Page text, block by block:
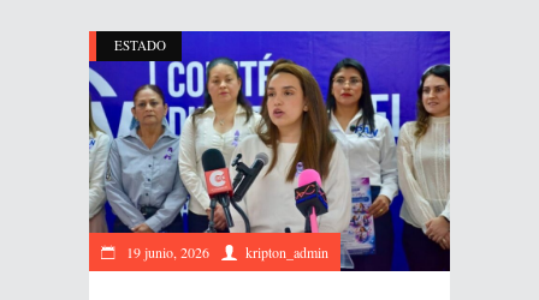
ESTADO
19 junio, 2026 kripton_admin